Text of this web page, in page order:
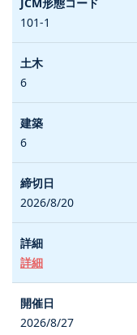
101-1
6
6
2026/8/20
詳細
2026/8/27